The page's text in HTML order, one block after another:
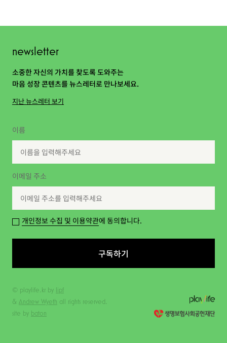
newsletter
소중한 자신의 가치를 찾도록 도와주는
마음 성장 콘텐츠를 뉴스레터로 만나보세요.
지난 뉴스레터 보기
이름
이메일 주소
개인정보 수집 및 이용약관에 동의합니다.
구독하기
© playlife.kr by lipf
& Andrew Wyeth all rights reserved.
site by baton